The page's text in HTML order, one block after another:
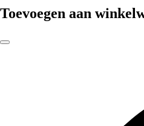
Toevoegen aan